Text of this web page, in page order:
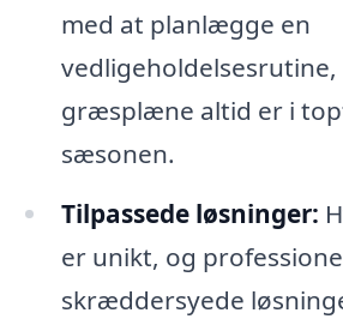
med at planlægge en
vedligeholdelsesrutine,
græsplæne altid er i
sæsonen.
Tilpassede løsninger:
er unikt, og
skræddersyede